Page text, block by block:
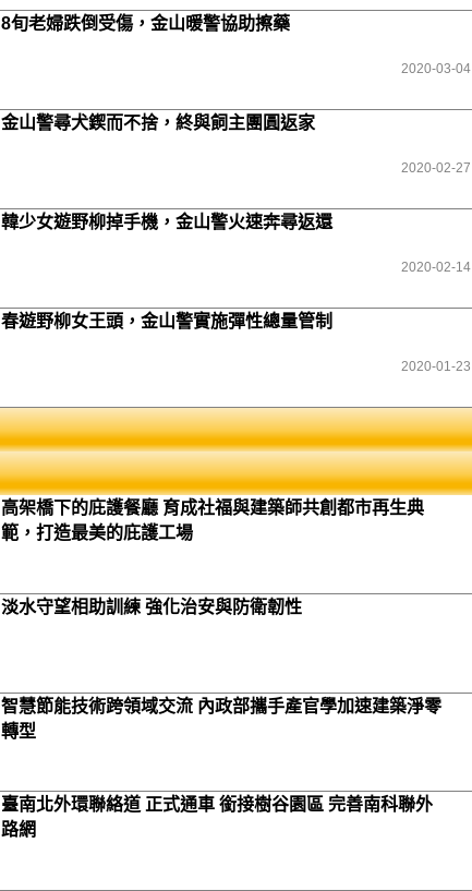
8旬老婦跌倒受傷，金山暖警協助擦藥
2020-03-04
金山警尋犬鍥而不捨，終與飼主團圓返家
2020-02-27
韓少女遊野柳掉手機，金山警火速奔尋返還
2020-02-14
春遊野柳女王頭，金山警實施彈性總量管制
2020-01-23
高架橋下的庇護餐廳 育成社福與建築師共創都市再生典
範，打造最美的庇護工場
淡水守望相助訓練 強化治安與防衛韌性
智慧節能技術跨領域交流 內政部攜手產官學加速建築淨零
轉型
臺南北外環聯絡道 正式通車 銜接樹谷園區 完善南科聯外
路網